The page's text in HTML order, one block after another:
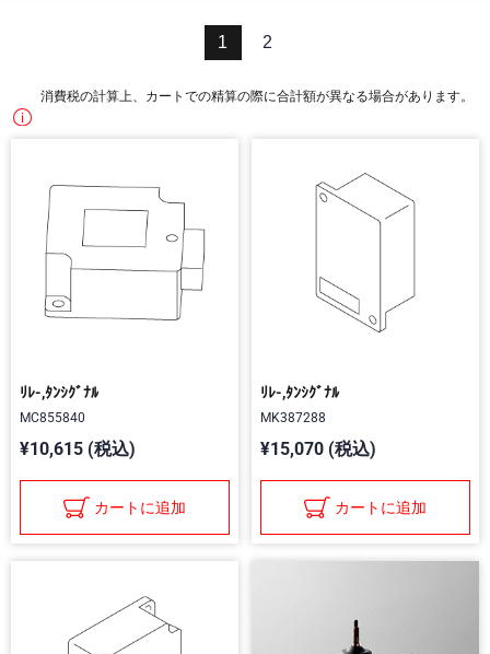
1 2
消費税の計算上、カートでの精算の際に合計額が異なる場合があります。
ﾘﾚ-,ﾀﾝｼｸﾞﾅﾙ
MC855840
¥10,615 (税込)
カートに追加
ﾘﾚ-,ﾀﾝｼｸﾞﾅﾙ
MK387288
¥15,070 (税込)
カートに追加